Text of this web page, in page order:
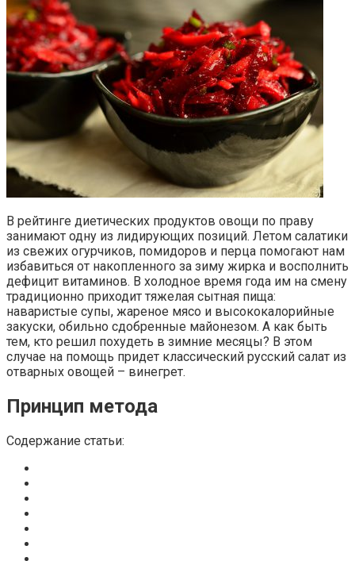
В рейтинге диетических продуктов овощи по праву
занимают одну из лидирующих позиций. Летом салатики
из свежих огурчиков, помидоров и перца помогают нам
избавиться от накопленного за зиму жирка и восполнить
дефицит витаминов. В холодное время года им на смену
традиционно приходит тяжелая сытная пища:
наваристые супы, жареное мясо и высококалорийные
закуски, обильно сдобренные майонезом. А как быть
тем, кто решил похудеть в зимние месяцы? В этом
случае на помощь придет классический русский салат из
отварных овощей – винегрет.
Принцип метода
Содержание статьи: